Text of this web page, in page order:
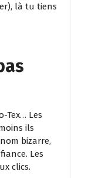
là tu tiens
Tex… Les
ils
bizarre,
Les
clics.